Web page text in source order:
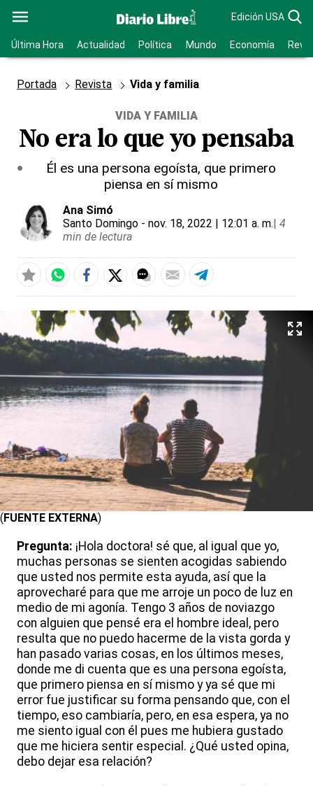
Edición USA
Última Hora Actualidad Política Mundo Economía
Portada Revista Vida y familia
VIDA Y FAMILIA
No era lo que yo pensaba
Él es una persona egoísta, que primero
piensa en sí mismo
Ana Simó
Santo Domingo - nov. 18, 2022 | 12:01 a. m.| 4
min de lectura
(FUENTE EXTERNA)
Pregunta: ¡Hola doctora! sé que, al igual que yo,
muchas personas se sienten acogidas sabiendo
que usted nos permite esta ayuda, así que la
aprovecharé para que me arroje un poco de luz en
medio de mi agonía. Tengo 3 años de noviazgo
con alguien que pensé era el hombre ideal, pero
resulta que no puedo hacerme de la vista gorda y
han pasado varias cosas, en los últimos meses,
donde me di cuenta que es una persona egoísta,
que primero piensa en sí mismo y ya sé que mi
error fue justificar su forma pensando que, con el
tiempo, eso cambiaría, pero, en esa espera, ya no
me siento igual con él pues me hubiera gustado
que me hiciera sentir especial. ¿Qué usted opina,
debo dejar esa relación?